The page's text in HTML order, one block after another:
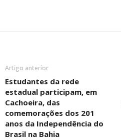
Artigo anterior
Estudantes da rede
estadual participam, em
Cachoeira, das
comemorações dos 201
anos da Independência do
Brasil na Bahia